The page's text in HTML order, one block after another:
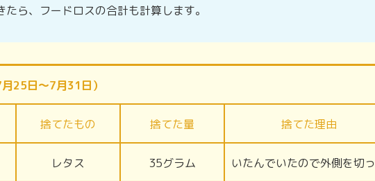
ら、フードロスの合計も計算します。
25日〜7月31日）
捨てたもの 捨てた量 捨てた理由
レタス 35グラム いたんでいたので外側を切